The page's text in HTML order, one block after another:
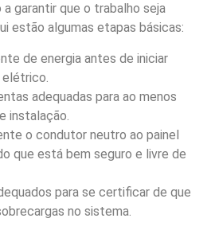
garantir que o trabalho seja
estão algumas etapas básicas:
de energia antes de iniciar
adequadas para ao menos
instalação.
o condutor neutro ao painel
que está bem seguro e livre de
para se certificar de que
no sistema.